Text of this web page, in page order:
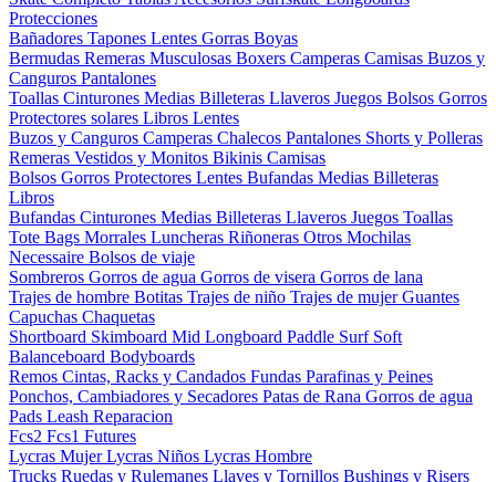
Protecciones
Bañadores Tapones Lentes Gorras Boyas
Bermudas Remeras Musculosas Boxers Camperas Camisas Buzos y
Canguros Pantalones
Toallas Cinturones Medias Billeteras Llaveros Juegos Bolsos Gorros
Protectores solares Libros Lentes
Buzos y Canguros Camperas Chalecos Pantalones Shorts y Polleras
Remeras Vestidos y Monitos Bikinis Camisas
Bolsos Gorros Protectores Lentes Bufandas Medias Billeteras
Libros
Bufandas Cinturones Medias Billeteras Llaveros Juegos Toallas
Tote Bags Morrales Luncheras Riñoneras Otros Mochilas
Necessaire Bolsos de viaje
Sombreros Gorros de agua Gorros de visera Gorros de lana
Trajes de hombre Botitas Trajes de niño Trajes de mujerGuantes
Capuchas Chaquetas
Shortboard Skimboard Mid Longboard Paddle Surf Soft
Balanceboard Bodyboards
Remos Cintas, Racks y Candados Fundas Parafinas y Peines
Ponchos, Cambiadores y Secadores Patas de Rana Gorros de agua
Pads Leash Reparacion
Fcs2 Fcs1 Futures
Lycras MujerLycras Niños Lycras Hombre
Trucks Ruedas y Rulemanes Llaves y Tornillos Bushings y Risers